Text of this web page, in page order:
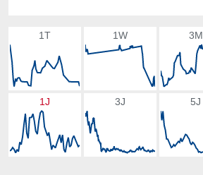
1T 1W 3M
1J 3J 5J